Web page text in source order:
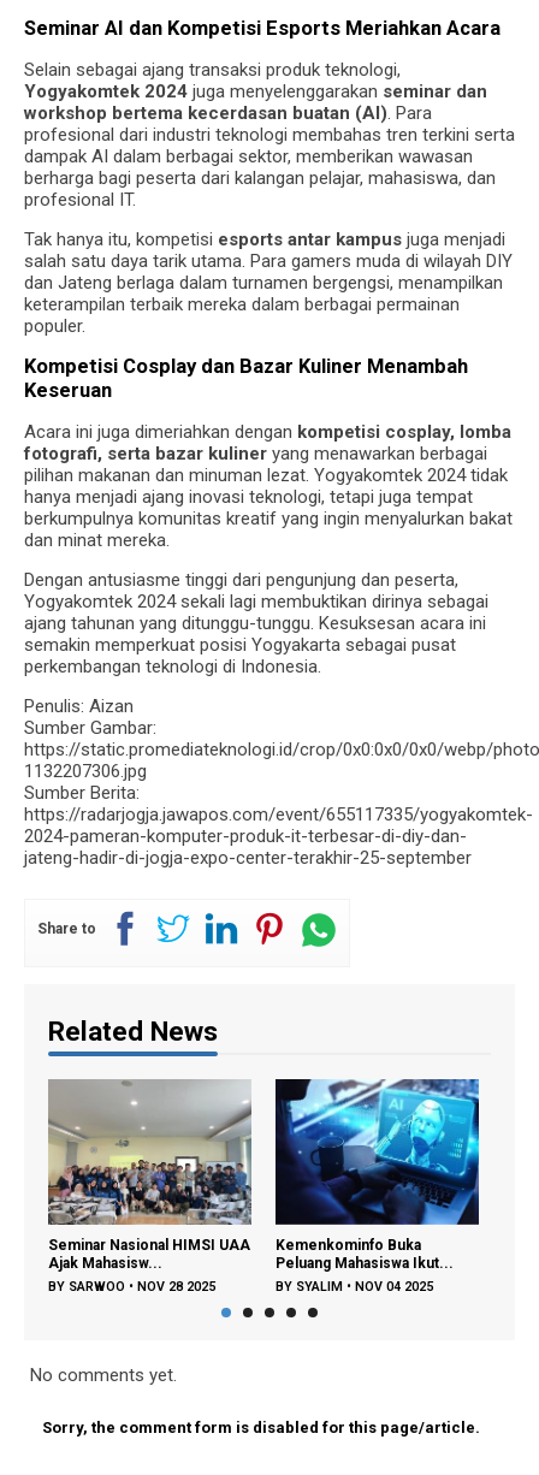
Seminar AI dan Kompetisi Esports Meriahkan Acara
Selain sebagai ajang transaksi produk teknologi,
Yogyakomtek 2024 juga menyelenggarakan seminar dan
workshop bertema kecerdasan buatan (AI). Para
profesional dari industri teknologi membahas tren terkini serta
dampak AI dalam berbagai sektor, memberikan wawasan
berharga bagi peserta dari kalangan pelajar, mahasiswa, dan
profesional IT.
Tak hanya itu, kompetisi esports antar kampus juga menjadi
salah satu daya tarik utama. Para gamers muda di wilayah DIY
dan Jateng berlaga dalam turnamen bergengsi, menampilkan
keterampilan terbaik mereka dalam berbagai permainan
populer.
Kompetisi Cosplay dan Bazar Kuliner Menambah
Keseruan
Acara ini juga dimeriahkan dengan kompetisi cosplay, lomba
fotografi, serta bazar kuliner yang menawarkan berbagai
pilihan makanan dan minuman lezat. Yogyakomtek 2024 tidak
hanya menjadi ajang inovasi teknologi, tetapi juga tempat
berkumpulnya komunitas kreatif yang ingin menyalurkan bakat
dan minat mereka.
Dengan antusiasme tinggi dari pengunjung dan peserta,
Yogyakomtek 2024 sekali lagi membuktikan dirinya sebagai
ajang tahunan yang ditunggu-tunggu. Kesuksesan acara ini
semakin memperkuat posisi Yogyakarta sebagai pusat
perkembangan teknologi di Indonesia.
Penulis: Aizan
Sumber Gambar:
https://static.promediateknologi.id/crop/0x0:0x0/0x0/webp/
1132207306.jpg
Sumber Berita:
https://radarjogja.jawapos.com/event/655117335/yogyakomtek-
2024-pameran-komputer-produk-it-terbesar-di-diy-dan-
jateng-hadir-di-jogja-expo-center-terakhir-25-september
Share to
Related News
HIMSI UAA
NOV 28 2025
Kemenkominfo Buka
Peluang Mahasiswa Ikut...
BY SYALIM • NOV 04 2025
Webinar Sistem
UAA Kupas Ragam...
BYSARWOO
No comments yet.
Sorry, the comment form is disabled for this page/article.